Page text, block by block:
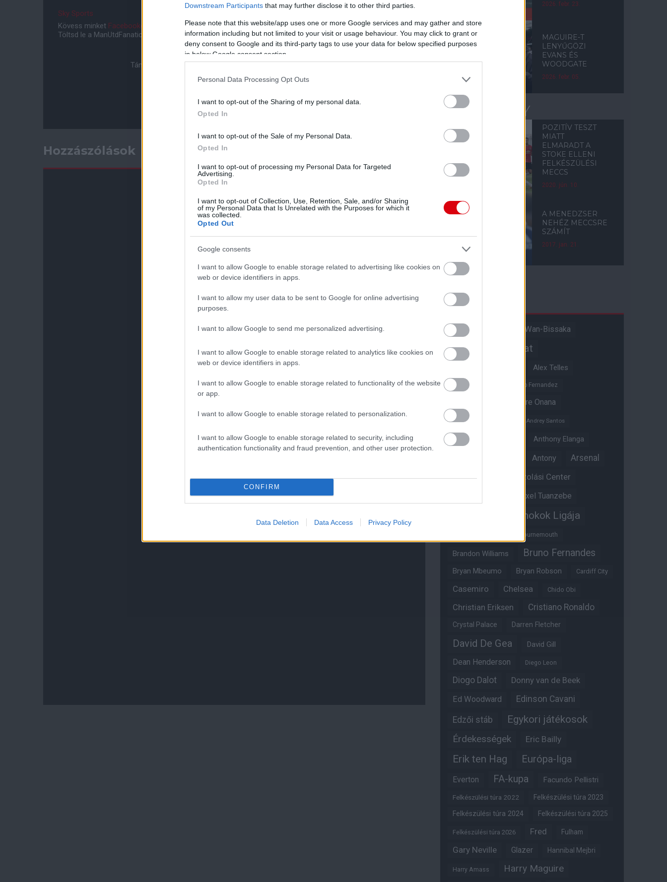
Downstream Participants that may further disclose it to other third parties.
Please note that this website/app uses one or more Google services and may gather and store
information including but not limited to your visit or usage behaviour. You may click to grant or
deny consent to Google and its third-party tags to use your data for below specified purposes
in below Google consent section.
Personal Data Processing Opt Outs
I want to opt-out of the Sharing of my personal data.
Opted In
I want to opt-out of the Sale of my Personal Data.
Opted In
I want to opt-out of processing my Personal Data for Targeted
Advertising.
Opted In
I want to opt-out of Collection, Use, Retention, Sale, and/or Sharing
of my Personal Data that Is Unrelated with the Purposes for which it
was collected.
Opted Out
Google consents
I want to allow Google to enable storage related to advertising like cookies on
web or device identifiers in apps.
I want to allow my user data to be sent to Google for online advertising
purposes.
I want to allow Google to send me personalized advertising.
I want to allow Google to enable storage related to analytics like cookies on
web or device identifiers in apps.
I want to allow Google to enable storage related to functionality of the website
or app.
I want to allow Google to enable storage related to personalization.
I want to allow Google to enable storage related to security, including
authentication functionality and fraud prevention, and other user protection.
CONFIRM
Data Deletion Data Access Privacy Policy
Sky Sports
Kövess minket Facebookon Instagramonés YouTube-on is!
Töltsd le a ManUtdFanatics.hu mobil applikációtAndroidraésiOS-re!
Támogasd adományoddal a ManUtdFanatics.hu működését!
Hozzászólások
2026. febr. 23.
MAGUIRE-T
LENYŰGÖZI
EVANS ÉS
WOODGATE
2026. febr. 05.
STOKE CITY
POZITÍV TESZT
MIATT
ELMARADT A
STOKE ELLENI
FELKÉSZÜLÉSI
MECCS
2020. jún. 10.
A MENEDZSER
NEHÉZ MECCSRE
SZÁMÍT
2017. jan. 21.
Címkék
A hangadó Aaron Wan-Bissaka
Akadémiai csapat
Alex Telles
Altay Bayindir Alvaro Fernandez
Andre Onana
Andreas Pereira
Andrey Santos
Angol válogatott Anthony Elanga
Antony Arsenal
Aston Villa Átigazolási Center
Axel Tuanzebe
Bajnokok Ligája
Bournemouth
Brandon Williams Bruno Fernandes
Bryan Mbeumo Bryan Robson Cardiff City
Casemiro Chelsea Chido Obi
Christian Eriksen Cristiano Ronaldo
Crystal Palace Darren Fletcher
David De Gea David Gill
Dean Henderson Diego Leon
Diogo Dalot
Donny van de Beek
Ed Woodward
Edinson Cavani
Edzői stáb Egykori játékosok
Érdekességek Eric Bailly
Erik ten Hag Európa-liga
Everton FA-kupa Facundo Pellistri
Felkészülési túra 2022 Felkészülési túra 2023
Felkészülési túra 2024 Felkészülési túra 2025
Felkészülési túra 2026 Fred Fulham
Gary Neville Glazer Hannibal Mejbri
Harry Amass Harry Maguire